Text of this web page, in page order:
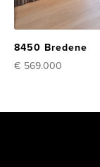
8450 Bredene
€ 569.000